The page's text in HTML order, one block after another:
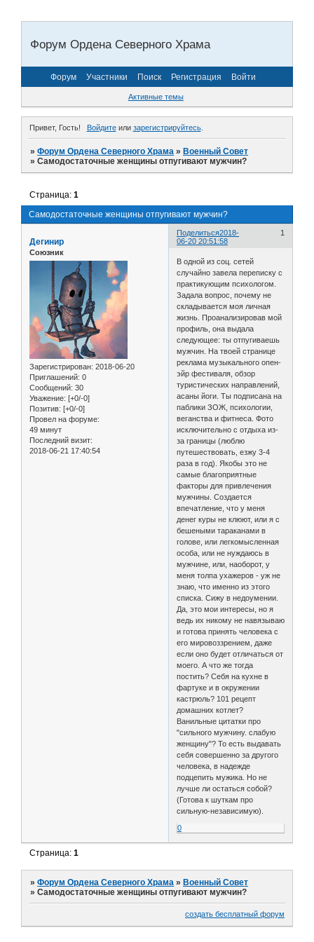
Форум Ордена Северного Храма
Форум Участники Поиск Регистрация Войти
Активные темы
Привет, Гость! Войдитеили зарегистрируйтесь.
»Форум Ордена Северного Храма »Военный Совет
»Самодостаточные женщины отпугивают мужчин?
Самодостаточные женщины отпугивают мужчин?
Страница:1
Поделиться 1
2018-
06-20 20:51:58
Дегинир
Союзник
Зарегистрирован: 2018-06-20
Приглашений: 0
Сообщений: 30
Уважение: [+0/-0]
Позитив: [+0/-0]
Провел на форуме:
49 минут
Последний визит:
2018-06-21 17:40:54
В одной из соц. сетей
случайно завела переписку с
практикующим психологом.
Задала вопрос, почему не
складывается моя личная
жизнь. Проанализировав мой
профиль, она выдала
следующее: ты отпугиваешь
мужчин. На твоей странице
реклама музыкального опен-
эйр фестиваля, обзор
туристических направлений,
асаны йоги. Ты подписана на
паблики ЗОЖ, психологии,
веганства и фитнеса. Фото
исключительно с отдыха из-
за границы (люблю
путешествовать, езжу 3-4
раза в год). Якобы это не
самые благоприятные
факторы для привлечения
мужчины. Создается
впечатление, что у меня
денег куры не клюют, или я с
бешеными тараканами в
голове, или легкомысленная
особа, или не нуждаюсь в
мужчине, или, наоборот, у
меня толпа ухажеров - уж не
знаю, что именно из этого
списка. Сижу в недоумении.
Да, это мои интересы, но я
ведь их никому не навязываю
и готова принять человека с
его мировоззрением, даже
если оно будет отличаться от
моего. А что же тогда
постить? Себя на кухне в
фартуке и в окружении
кастрюль? 101 рецепт
домашних котлет?
Ванильные цитатки про
"сильного мужчину. слабую
женщину"? То есть выдавать
себя совершенно за другого
человека, в надежде
подцепить мужика. Но не
лучше ли остаться собой?
(Готова к шуткам про
сильную-независимую).
0
Страница:1
»Форум Ордена Северного Храма »Военный Совет
»Самодостаточные женщины отпугивают мужчин?
создать бесплатный форум